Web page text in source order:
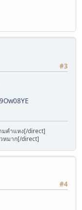
#3
มคำแหง[/direct]
หมาก[/direct]
#4